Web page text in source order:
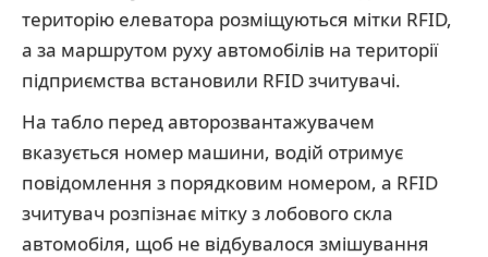
територію елеватора розміщуються мітки RFID,
а за маршрутом руху автомобілів на території
підприємства встановили RFID зчитувачі.
На табло перед авторозвантажувачем
вказується номер машини, водій отримує
повідомлення з порядковим номером, а RFID
зчитувач розпізнає мітку з лобового скла
автомобіля, щоб не відбувалося змішування